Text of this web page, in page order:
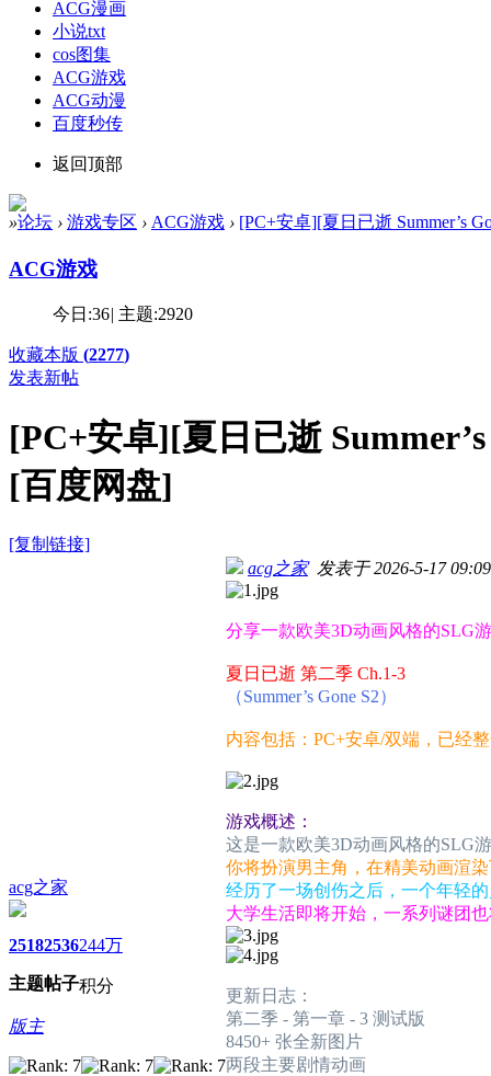
ACG漫画
小说txt
cos图集
ACG游戏
ACG动漫
百度秒传
返回顶部
»论坛 › 游戏专区 › ACG游戏 › [PC+安卓][夏日已逝 Summer’s
ACG游戏
今日:36| 主题:2920
收藏本版 (2277)
发表新帖
[PC+安卓][夏日已逝
[百度网盘]
[复制链接]
acg之家
2518
主题
2536
帖子
244万
积分
版主
acg之家发表于 2026-5-17
分享一款欧美3D动画风格的SLG游
夏日已逝 第二季 Ch.1-3
（Summer’s Gone S2）
内容包括：PC+安卓/双端，已经整
游戏概述：
这是一款欧美3D动画风格的SLG
你将扮演男主角，在精美动画渲
经历了一场创伤之后，一个年轻的
大学生活即将开始，一系列谜团也
更新日志：
第二季 - 第一章 - 3 测试版
8450+ 张全新图片
两段主要剧情动画